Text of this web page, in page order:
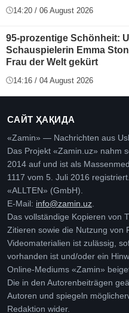
14:20 / 06 August 2026
95-prozentige Schönheit:
Schauspielerin Emma
Frau der Welt gekürt
14:16 / 04 August 2026
САЙТ ҲАҚИДА
«Zamin» — Nachrichten aus
Das Projekt «Zamin.uz» nahm
2014 auf und ist als
1117 vom 5. Juli 2016
«ALLTEN» (GmbH).
E-Mail: info@zamin.uz
Das vollständige Kopieren von
Zitieren sowie die Nutzung von
Videomaterialien ist zulässig,
vorhanden ist und/oder ein
Online-Mediums «Zamin»
Die in den Autorenbeiträgen
Autoren und spiegeln
Redaktion wider.